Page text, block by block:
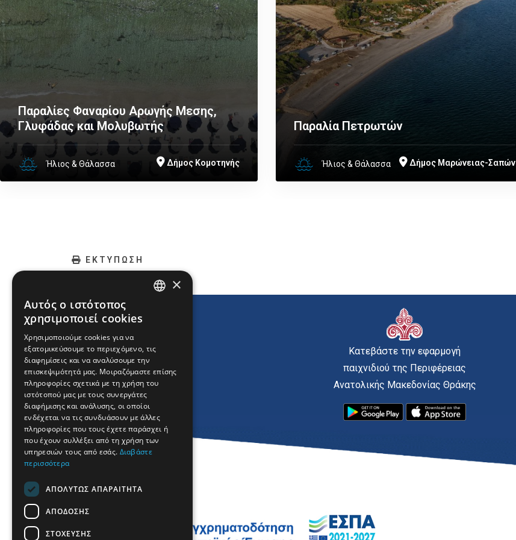
Παραλίες Φαναρίου Αρωγής Μεσης,
Γλυφάδας και Μολυβωτής
Ήλιος & Θάλασσα Δήμος Κομοτηνής
Παραλία Πετρωτών
Ήλιος & Θάλασσα Δήμος Μαρώνειας-Σαπών
ΕΚΤΥΠΩΣΗ
Κατεβάστε την εφαρμογή
παιχνιδιού της Περιφέρειας
Ανατολικής Μακεδονίας Θράκης
FRENCH
BULGARIAN
ROMANIAN
TURKISH
×
Αυτός ο ιστότοπος
χρησιμοποιεί cookies
Χρησιμοποιούμε cookies για να
εξατομικεύσουμε το περιεχόμενο, τις
διαφημίσεις και να αναλύσουμε την
επισκεψιμότητά μας. Μοιραζόμαστε επίσης
πληροφορίες σχετικά με τη χρήση του
ιστότοπού μας με τους συνεργάτες
διαφήμισης και ανάλυσης, οι οποίοι
ενδέχεται να τις συνδυάσουν με άλλες
πληροφορίες που τους έχετε παράσχει ή
που έχουν συλλέξει από τη χρήση των
υπηρεσιών τους από εσάς. Διαβάστε
περισσότερα
ΑΠΟΛΎΤΩΣ ΑΠΑΡΑΊΤΗΤΑ
ΑΠΌΔΟΣΗΣ
ΣΤΌΧΕΥΣΗΣ